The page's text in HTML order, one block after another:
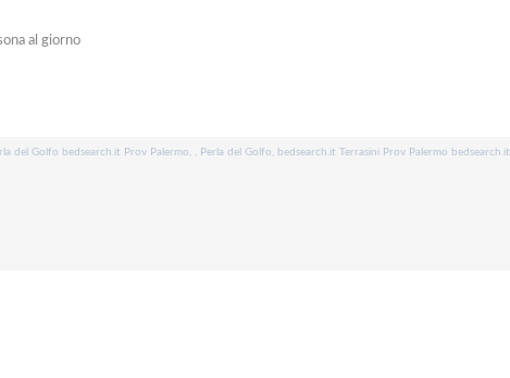
al giorno
del Golfo bedsearch.it Prov Palermo, , Perla del Golfo, bedsearch.it Terrasini Prov Palermo bedsearch.it